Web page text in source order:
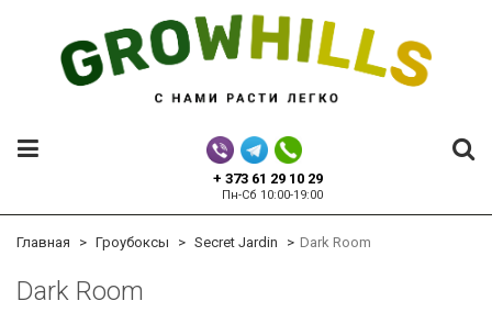
+ 373 61 29 10 29
Пн-Сб 10:00-19:00
Главная Гроубоксы Secret Jardin Dark Room
Dark Room